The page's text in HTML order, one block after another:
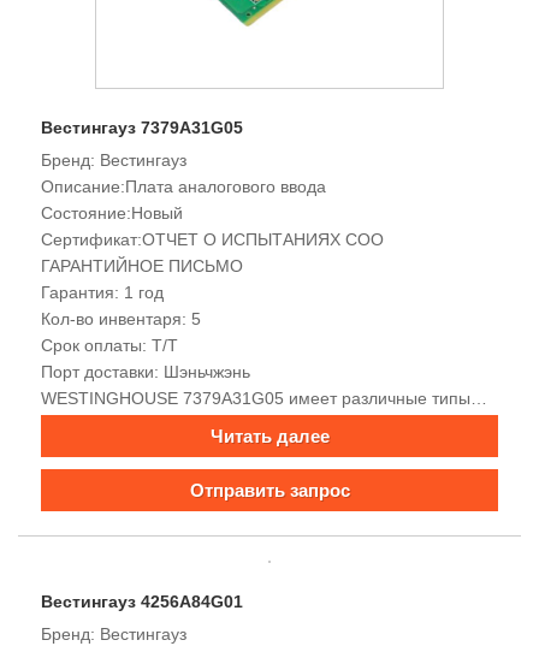
Вестингауз 7379A31G05
Бренд: Вестингауз
Описание:Плата аналогового ввода
Состояние:Новый
Сертификат:ОТЧЕТ О ИСПЫТАНИЯХ COO
ГАРАНТИЙНОЕ ПИСЬМО
Гарантия: 1 год
Кол-во инвентаря: 5
Срок оплаты: Т/Т
Порт доставки: Шэньчжэнь
WESTINGHOUSE 7379A31G05 имеет различные типы
данных, хорошую электромагнитную совместимость,
богатые интерфейсы связи, поддержку
высокую точность, высокую надежность и легкая
Читать далее
Отправить запрос
Вестингауз 4256A84G01
Бренд: Вестингауз